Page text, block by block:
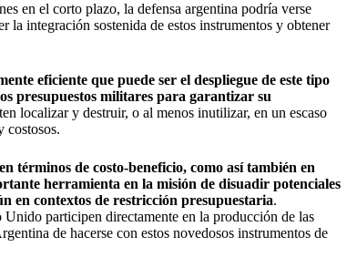
en el corto plazo, la defensa argentina podría verse
la integración sostenida de estos instrumentos y obtener
eficiente que puede ser el despliegue de este tipo
presupuestos militares para garantizar su
localizar y destruir, o al menos inutilizar, en un escaso
costosos.
términos de costo-beneficio, como así también en
herramienta en la misión de disuadir potenciales
en contextos de restricción presupuestaria.
participen directamente en la producción de las
de hacerse con estos novedosos instrumentos de